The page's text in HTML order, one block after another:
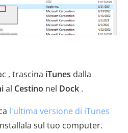
, trascina iTunes dalla
al Cestino nel Dock .
l'ultima versione di iTunes
sul tuo computer.